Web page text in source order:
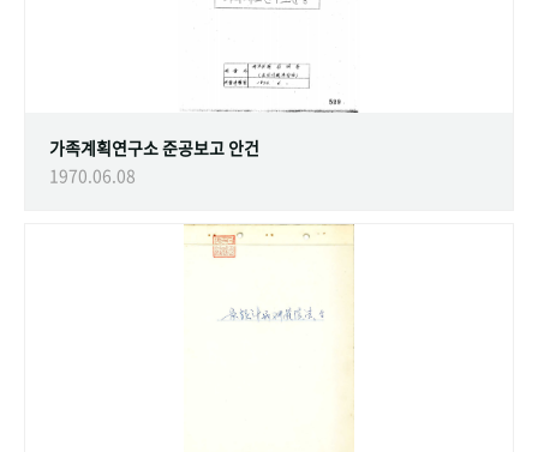
가족계획연구소 준공보고 안건
1970.06.08